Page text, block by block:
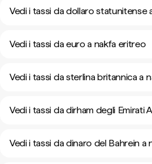
Vedi i tassi da dollaro statunitense
Vedi i tassi da euro a nakfa eritreo
Vedi i tassi da sterlina britannica a
Vedi i tassi da dirham degli Emirati
Vedi i tassi da dinaro del Bahrein a